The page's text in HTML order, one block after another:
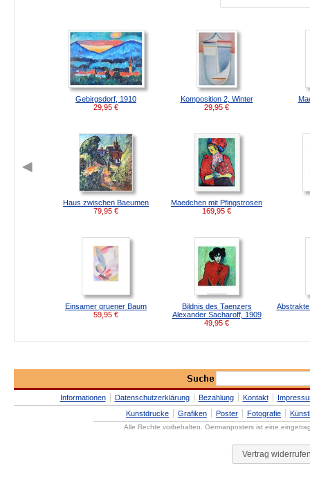
Gebirgsdorf, 1910
29,95 €
Komposition 2, Winter
29,95 €
Haus zwischen Baeumen
79,95 €
Maedchen mit Pfingstrosen
169,95 €
Einsamer gruener Baum
59,95 €
Bildnis des Taenzers
Alexander Sacharoff, 1909
49,95 €
Informationen Datenschutzerklärung Bezahlung Kontakt
Kunstdrucke
Grafiken Poster Fotografie
Alle Rechte vorbehalten. Germanposters ist eine
Vertrag